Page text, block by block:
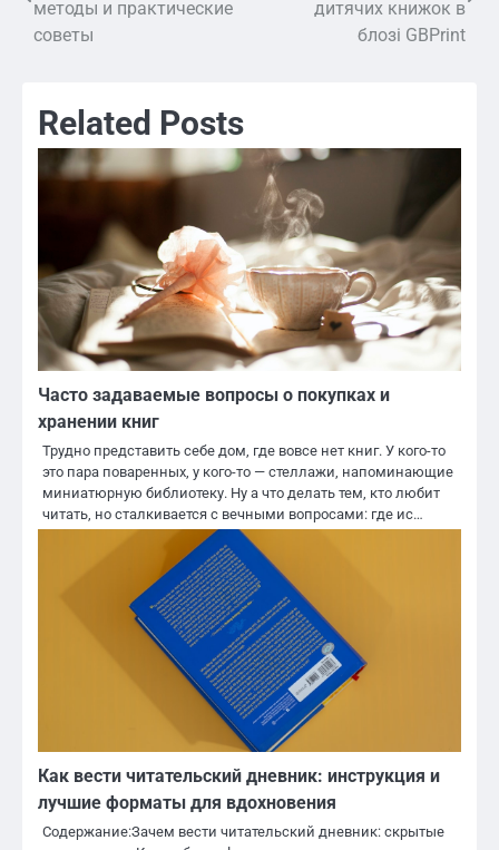
записям
методы и практические
советы
дитячих книжок в
блозі GBPrint
Related Posts
Часто задаваемые вопросы о покупках и
хранении книг
Трудно представить себе дом, где вовсе нет книг. У кого-то
это пара поваренных, у кого-то — стеллажи, напоминающие
миниатюрную библиотеку. Ну а что делать тем, кто любит
читать, но сталкивается с вечными вопросами: где ис…
Как вести читательский дневник: инструкция и
лучшие форматы для вдохновения
Содержание:Зачем вести читательский дневник: скрытые